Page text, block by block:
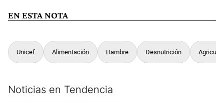
EN ESTA NOTA
Unicef Alimentación Hambre Desnutrición
Noticias en Tendencia